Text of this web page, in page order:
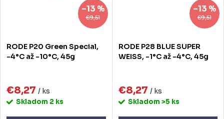
€9,51
–13 %
RODE P20 Green Special,
-4°C až -10°C, 45g
€8,27 / ks
Skladom 2 ks
€9,51
–13 %
RODE P28 BLUE SUPER
WEISS, -1°C až -4°C, 45g
€8,27 / ks
Skladom >5 ks